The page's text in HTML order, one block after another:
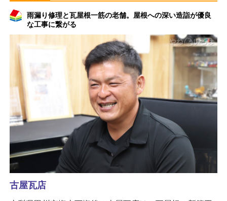
雨漏り修理と瓦屋根一筋の老舗。屋根への深い造詣が優良
な工事に繋がる
古屋瓦店